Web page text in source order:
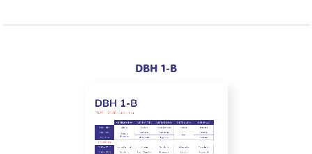
DBH 1-B